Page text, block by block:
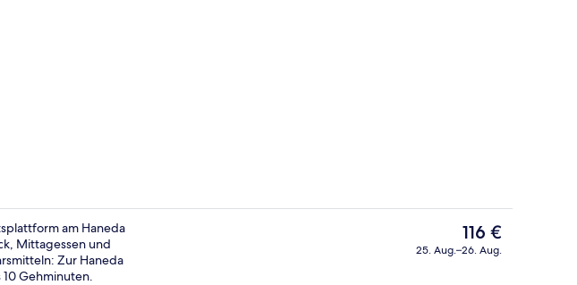
am Haneda
Mittagessen und
Zur Haneda
Gehminuten.
Der
aktuelle
116 €
25. Aug.–26. Aug.